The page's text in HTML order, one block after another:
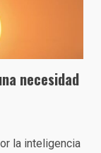
necesidad
la inteligencia